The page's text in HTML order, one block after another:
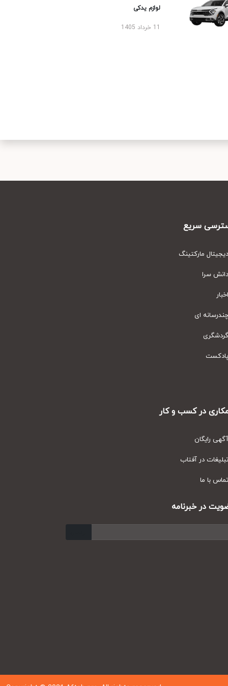
لوازم یدکی
سریع
مارکتینگ
سرا
ای
در کسب و کار
رایگان
در آفتاب
با ما
در خبرنامه